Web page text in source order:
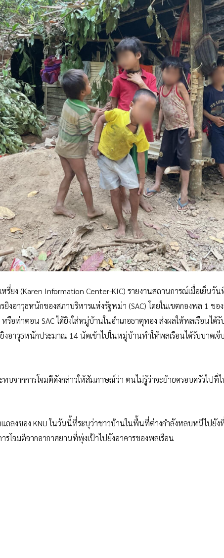
รี่ยง (Karen Information Center-KIC) รายงานสถานการณ์เมื่อเย็นวั
รยิงอาวุธหนักของสภาบริหารแห่งรัฐพม่า (SAC) โดยในเขตกองพล 1 ข
หรือท่าตอน SAC ได้ยิงใส่หมู่บ้านในอำเภอธาตุทอง ส่งผลให้พลเรือนได้
อาวุธหนักประมาณ 14 นัดเข้าไปในหมู่บ้านทำให้พลเรือนได้รับบาดเจ็บ
ทบจากการโจมตีดังกล่าวให้สัมภาษณ์ว่า ตนไม่รู้ว่าจะย้ายครอบครัวไ
แถลงของ KNU ในวันนี้ที่ระบุว่าชาวบ้านในพื้นที่ต่างกำลังหลบหนีไปยั
โจมตีจากอากาศยานที่พุ่งเป้าไปยังอาคารของพลเรือน